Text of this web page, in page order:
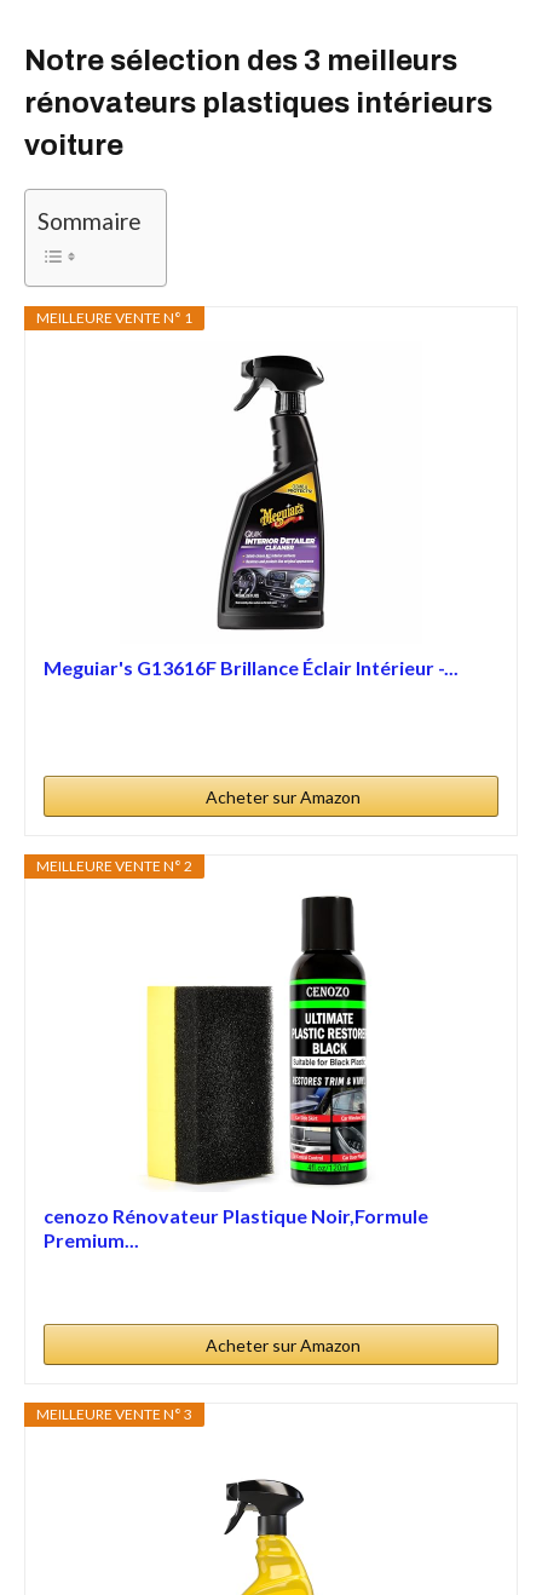
Notre sélection des 3 meilleurs
rénovateurs plastiques intérieurs
voiture
Sommaire
MEILLEURE VENTE N° 1
Meguiar's G13616F Brillance Éclair Intérieur -...
Acheter sur Amazon
MEILLEURE VENTE N° 2
cenozo Rénovateur Plastique Noir,Formule
Premium...
Acheter sur Amazon
MEILLEURE VENTE N° 3